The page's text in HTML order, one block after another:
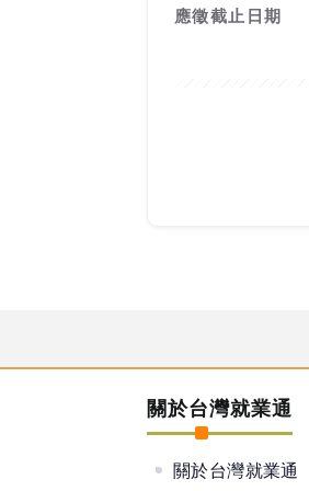
應徵截止日期
關於台灣就業通
關於台灣就業通